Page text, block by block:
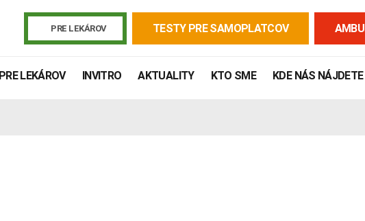
PRE LEKÁROV TESTY PRE SAMOPLATCOV
PRE LEKÁROV INVITRO AKTUALITY KTO SME KDE NÁS NÁJDETE